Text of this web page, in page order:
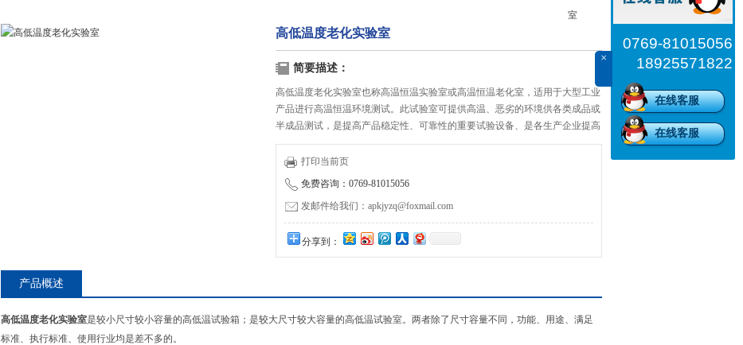
室
高低温度老化实验室
简要描述：
高低温度老化实验室也称高温恒温实验室或高温恒温老化室，适用于大型工业
产品进行高温恒温环境测试。此试验室可提供高温、恶劣的环境供各类成品或
半成品测试，是提高产品稳定性、可靠性的重要试验设备、是各生产企业提高
产品质量和竞争性的重要测试设备，该设备广泛应用于电源电子、电脑、通
讯、电池等领域。
打印当前页
免费咨询：0769-81015056
发邮件给我们：apkjyzq@foxmail.com
分享到：
产品概述
高低温度老化实验室是较小尺寸较小容量的高低温试验箱； 是较大尺寸较大容量的高低温试验室。两者除了尺寸容量不同，功能、用途、满足
标准、执行标准、使用行业均是差不多的。
0769-81015056
18925571822
在线客服
在线客服
×